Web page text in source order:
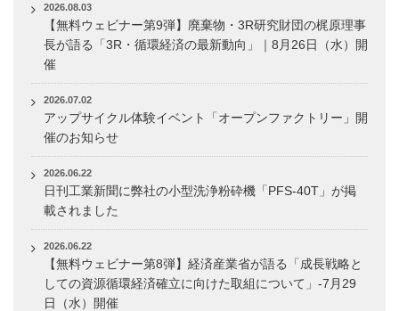
2026.08.03
【無料ウェビナー第9弾】廃棄物・3R研究財団の梶原理事
長が語る「3R・循環経済の最新動向」｜8月26日（水）開
催
2026.07.02
アップサイクル体験イベント「オープンファクトリー」開
催のお知らせ
2026.06.22
日刊工業新聞に弊社の小型洗浄粉砕機「PFS-40T」が掲
載されました
2026.06.22
【無料ウェビナー第8弾】経済産業省が語る「成長戦略と
しての資源循環経済確立に向けた取組について」-7月29
日（水）開催